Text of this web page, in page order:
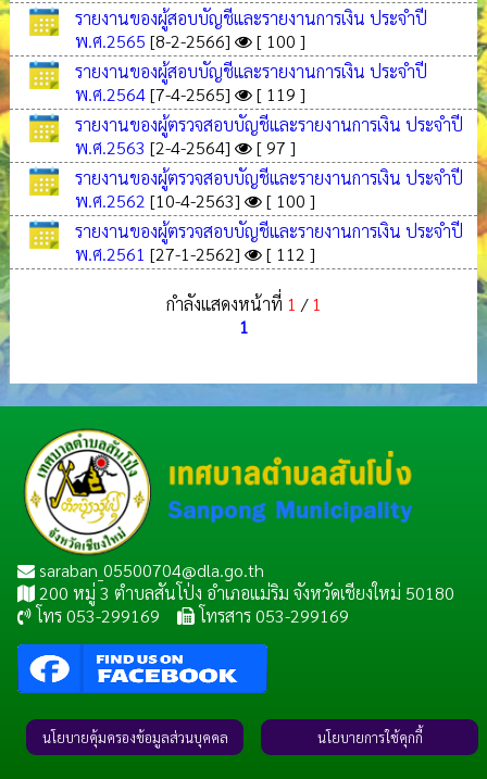
รายงานของผู้สอบบัญชีและรายงานการเงิน ประจำปี
พ.ศ.2565 [8-2-2566]
[ 100 ]
รายงานของผู้สอบบัญชีและรายงานการเงิน ประจำปี
พ.ศ.2564[7-4-2565]
[ 119 ]
รายงานของผู้ตรวจสอบบัญชีและรายงานการเงิน ประจำปี
พ.ศ.2563 [2-4-2564]
[ 97 ]
รายงานของผู้ตรวจสอบบัญชีและรายงานการเงิน ประจำปี
พ.ศ.2562 [10-4-2563]
[ 100 ]
รายงานของผู้ตรวจสอบบัญชีและรายงานการเงิน ประจำปี
พ.ศ.2561 [27-1-2562] [ 112 ]
กำลังแสดงหน้าที่ 1 / 1
1
saraban_05500704@dla.go.th
200 หมู่ 3 ตำบลสันโป่ง อำเภอแม่ริม จังหวัดเชียงใหม่ 50180
โทร 053-299169
โทรสาร 053-299169
นโยบายคุ้มครองข้อมูลส่วนบุคคล นโยบายการใช้คุกกี้